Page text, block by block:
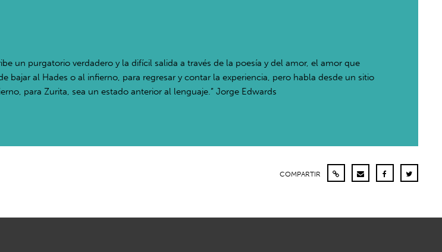
un purgatorio verdadero y la difícil salida a través de la poesía y del amor, el amor que
al Hades o al infierno, para regresar y contar la experiencia, pero habla desde un sitio
para Zurita, sea un estado anterior al lenguaje.” Jorge Edwards
COMPARTIR